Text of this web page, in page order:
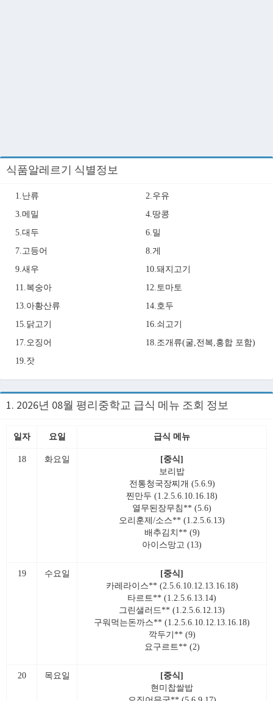
식품알레르기 식별정보
1.난류
2.우유
3.메밀
4.땅콩
5.대두
6.밀
7.고등어
8.게
9.새우
10.돼지고기
11.복숭아
12.토마토
13.아황산류
14.호두
15.닭고기
16.쇠고기
17.오징어
18.조개류(굴,전복,홍합 포함)
19.잣
1. 2026년 08월 평리중학교 급식 메뉴 조회 정보
일자 요일 급식 메뉴
18 화요일
[중식]
보리밥
전통청국장찌개 (5.6.9)
찐만두 (1.2.5.6.10.16.18)
열무된장무침** (5.6)
오리훈제/소스** (1.2.5.6.13)
배추김치** (9)
아이스망고 (13)
19 수요일
[중식]
카레라이스** (2.5.6.10.12.13.16.18)
타르트** (1.2.5.6.13.14)
그린샐러드** (1.2.5.6.12.13)
구워먹는돈까스** (1.2.5.6.10.12.13.16.18)
깍두기** (9)
요구르트** (2)
20 목요일
[중식]
현미찹쌀밥